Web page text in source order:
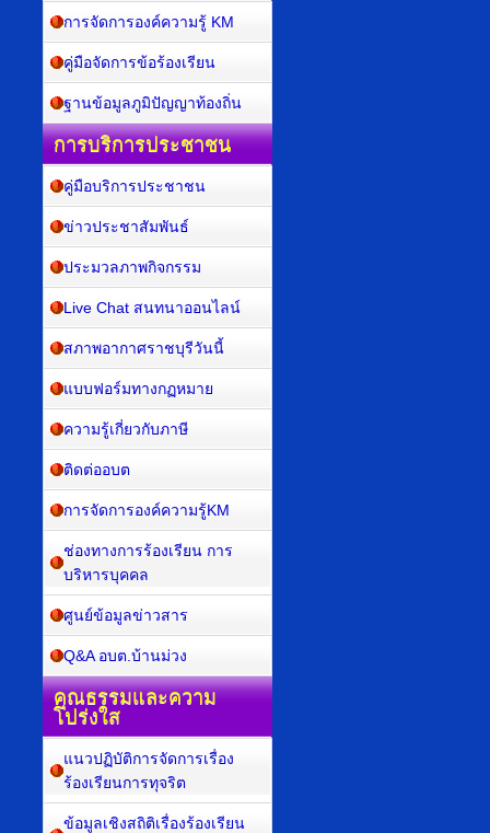
การจัดการองค์ความรู้ KM
คู่มือจัดการข้อร้องเรียน
ฐานข้อมูลภูมิปัญญาท้องถิ่น
การบริการประชาชน
คู่มือบริการประชาชน
ข่าวประชาสัมพันธ์
ประมวลภาพกิจกรรม
Live Chat สนทนาออนไลน์
สภาพอากาศราชบุรีวันนี้
แบบฟอร์มทางกฏหมาย
ความรู้เกี่ยวกับภาษี
ติดต่ออบต
การจัดการองค์ความรู้KM
ช่องทางการร้องเรียน การ
บริหารบุคคล
ศูนย์ข้อมูลข่าวสาร
Q&A อบต.บ้านม่วง
คุณธรรมและความ
โปร่งใส
แนวปฏิบัติการจัดการเรื่อง
ร้องเรียนการทุจริต
ข้อมูลเชิงสถิติเรื่องร้องเรียน